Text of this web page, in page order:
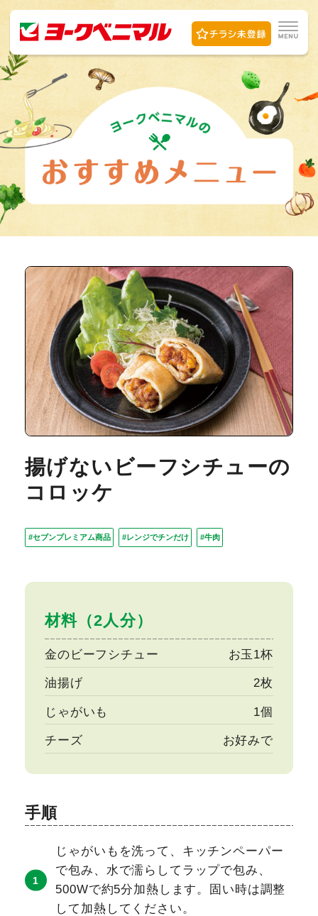
材料（2人分）
金のビーフシチュー お玉1杯
油揚げ 2枚
じゃがいも 1個
チーズ お好みで
揚げないビーフシチューの
コロッケ
#セブンプレミアム商品 #レンジでチンだけ #牛肉
手順
じゃがいもを洗って、キッチンペーパー
で包み、水で濡らしてラップで包み、
500Wで約5分加熱します。固い時は調整
して加熱してください。